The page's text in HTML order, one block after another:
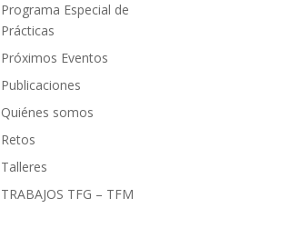
Programa Especial de
Prácticas
Próximos Eventos
Publicaciones
Quiénes somos
Retos
Talleres
TRABAJOS TFG – TFM